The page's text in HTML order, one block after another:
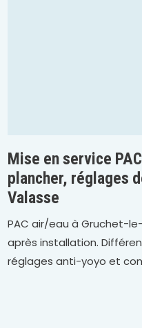
Mise en service
plancher, réglages
Valasse
PAC air/eau à Gruchet-
après installation.
réglages anti-yoyo et